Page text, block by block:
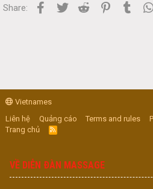
Share: Facebook
Twitter Reddit Pinterest
Vietnames
Liên hệ
Quảng cáo Terms and rules
Trang chủ
R
S
VỀ DIỄN ĐÀN MASSAGE